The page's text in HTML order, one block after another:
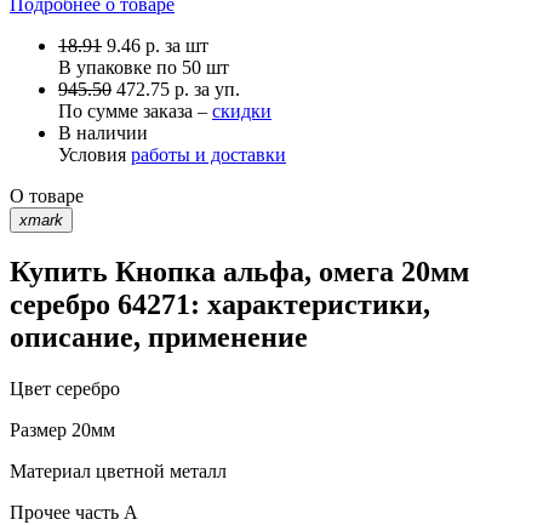
18.91 9.46 р. за шт
В упаковке по 50 шт
945.50 472.75 р. за уп.
По сумме заказа – скидки
В наличии
Условия работы и доставки
О товаре
xmark
Купить Кнопка альфа, омега 20мм
серебро 64271: характеристики,
описание, применение
Цвет серебро
Размер 20мм
Материал цветной металл
Прочее часть A